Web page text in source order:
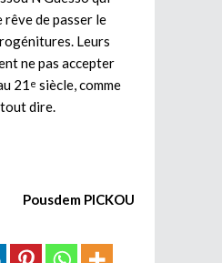
rêve de passer le
Leurs
ne pas accepter
21 e siècle, comme
dire.
Pousdem PICKOU